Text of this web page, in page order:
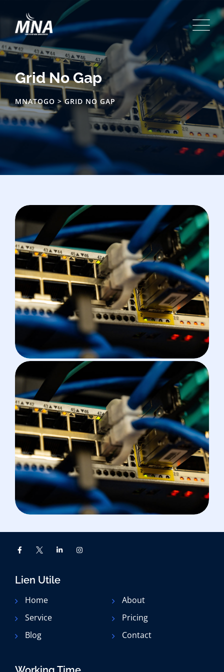
Grid No Gap
MNATOGO >GRID NO GAP
VOIP
Implémentation De Serveur
VOIP Avec Yeastar S20 + Le
TG100
MIKROTIK
Implémentation D’une
Solution Hotspot AAA Avec
Usermanager V7
Lien Utile
Home
About
Service
Pricing
Blog
Contact